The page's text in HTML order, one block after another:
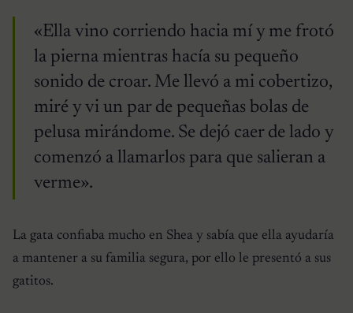
«Ella vino corriendo hacia mí y me frotó
la pierna mientras hacía su pequeño
sonido de croar. Me llevó a mi cobertizo,
miré y vi un par de pequeñas bolas de
pelusa mirándome. Se dejó caer de lado y
comenzó a llamarlos para que salieran a
verme».
La gata confiaba mucho en Shea y sabía que ella ayudaría
a mantener a su familia segura, por ello le presentó a sus
gatitos.